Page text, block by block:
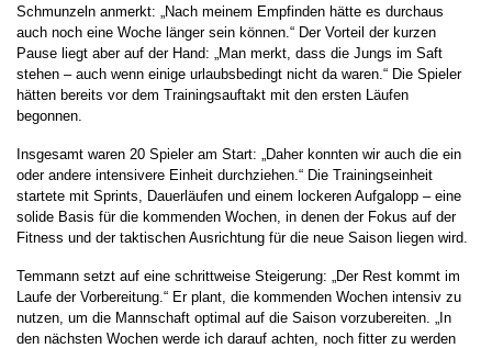
Schmunzeln anmerkt: „Nach meinem Empfinden hätte es durchaus
auch noch eine Woche länger sein können.“ Der Vorteil der kurzen
Pause liegt aber auf der Hand: „Man merkt, dass die Jungs im Saft
stehen – auch wenn einige urlaubsbedingt nicht da waren.“ Die Spieler
hätten bereits vor dem Trainingsauftakt mit den ersten Läufen
begonnen.
Insgesamt waren 20 Spieler am Start: „Daher konnten wir auch die ein
oder andere intensivere Einheit durchziehen.“ Die Trainingseinheit
startete mit Sprints, Dauerläufen und einem lockeren Aufgalopp – eine
solide Basis für die kommenden Wochen, in denen der Fokus auf der
Fitness und der taktischen Ausrichtung für die neue Saison liegen wird.
Temmann setzt auf eine schrittweise Steigerung: „Der Rest kommt im
Laufe der Vorbereitung.“ Er plant, die kommenden Wochen intensiv zu
nutzen, um die Mannschaft optimal auf die Saison vorzubereiten. „In
den nächsten Wochen werde ich darauf achten, noch fitter zu werden